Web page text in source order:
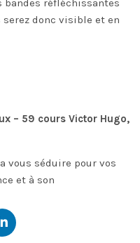
bandes réfléchissantes
serez donc visible et en
– 59 cours Victor Hugo,
vous séduire pour vos
et à son